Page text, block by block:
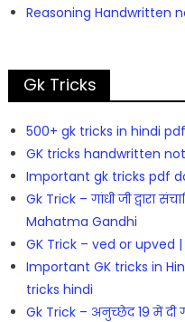
Reasoning Handwritten
Gk Tricks
500+ gk tricks in hindi
GK tricks handwritten
Important gk tricks pdf
Gk Trick – गांधी जी द्वारा
Mahatma Gandhi
GK Trick – ved or upved
Important GK tricks in
tricks hindi
Gk Trick – अनुच्छेद 19 में दी